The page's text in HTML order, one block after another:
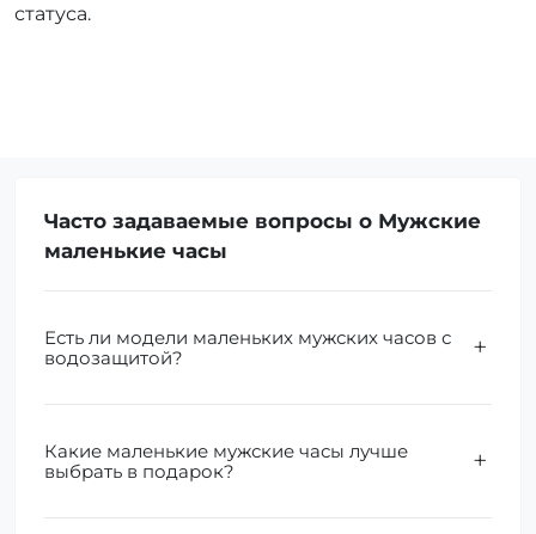
статуса.
Часто задаваемые вопросы о Мужские
маленькие часы
Есть ли модели маленьких мужских часов с
водозащитой?
Какие маленькие мужские часы лучше
выбрать в подарок?